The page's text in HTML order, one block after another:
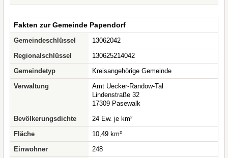
Fakten zur Gemeinde Papendorf
Gemeindeschlüssel
13062042
Regionalschlüssel
130625214042
Gemeindetyp
Kreisangehörige Gemeinde
Verwaltung
Amt Uecker-Randow-Tal
Lindenstraße 32
17309 Pasewalk
Bevölkerungsdichte
24 Ew. je km²
Fläche
10,49 km²
Einwohner
248